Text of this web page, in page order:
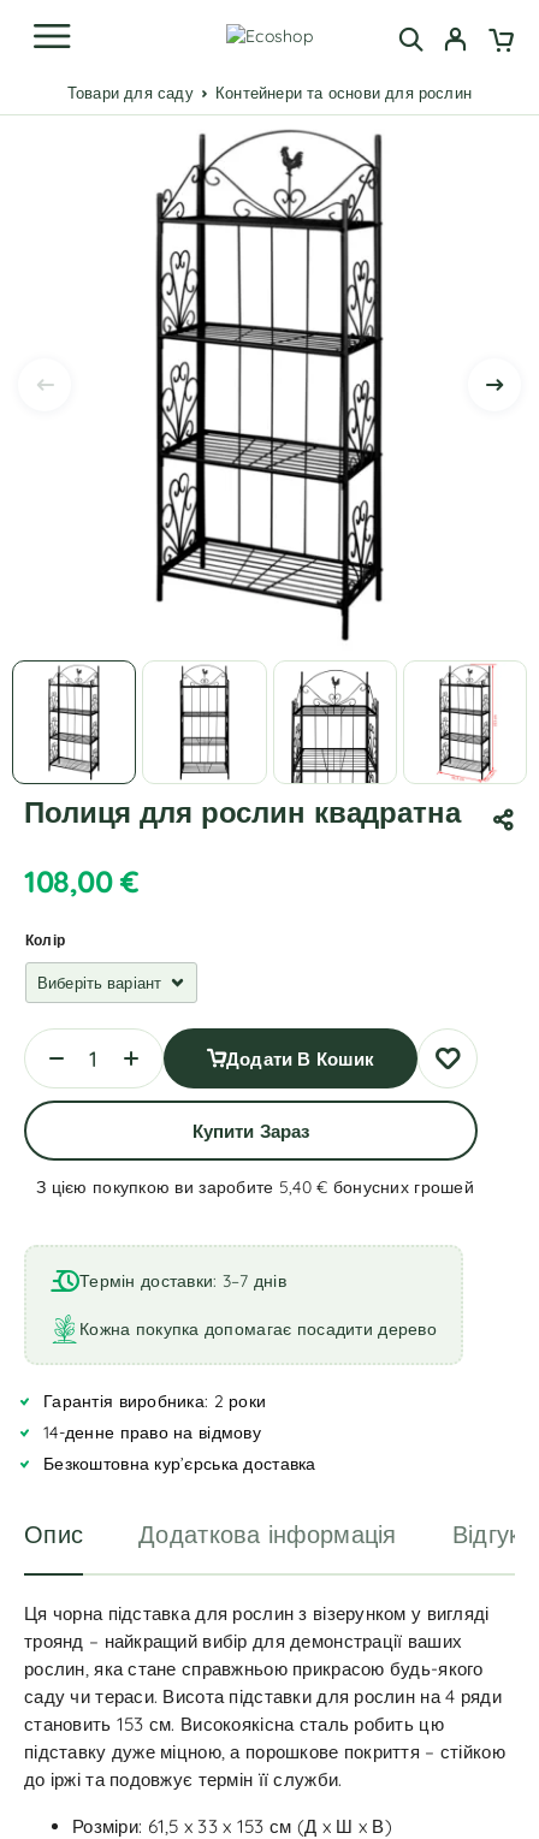
Товари для саду Контейнери та основи для рослин
Полиця для рослин квадратна
108,00€
Колір
Додати В Кошик
Купити Зараз
З цією покупкою ви заробите 5,40 € бонусних грошей
l
t
e
r
n
t
i
Термін доставки: 3–7 днів
Кожна покупка допомагає посадити дерево
Гарантія виробника: 2 роки
14-денне право на відмову
Безкоштовна кур’єрська доставка
Опис Додаткова інформація
Ця чорна підставка для рослин з візерунком у вигляді
троянд – найкращий вибір для демонстрації ваших
рослин, яка стане справжньою прикрасою будь-якого
саду чи тераси. Висота підставки для рослин на 4 ряди
становить 153 см. Високоякісна сталь робить цю
підставку дуже міцною, а порошкове покриття – стійкою
до іржі та подовжує термін її служби.
Розміри: 61,5 x 33 x 153 см (Д x Ш x В)